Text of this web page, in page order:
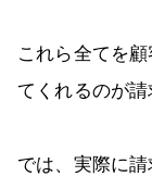
これら全てを
てくれるのが請
では、実際に